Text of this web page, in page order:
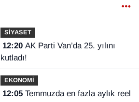
SİYASET
12:20AK Parti Van’da 25. yılını
kutladı!
EKONOMİ
12:05Temmuzda en fazla aylık reel